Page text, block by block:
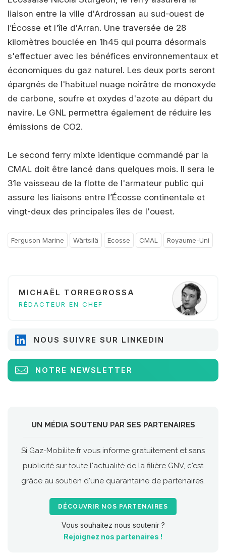
liaison entre la ville d'Ardrossan au sud-ouest de
l’Écosse et l'île d'Arran. Une traversée de 28
kilomètres bouclée en 1h45 qui pourra désormais
s'effectuer avec les bénéfices environnementaux et
économiques du gaz naturel. Les deux ports seront
épargnés de l'habituel nuage noirâtre de monoxyde
de carbone, soufre et oxydes d'azote au départ du
navire. Le GNL permettra également de réduire les
émissions de CO2.
Le second ferry mixte identique commandé par la
CMAL doit être lancé dans quelques mois. Il sera le
31e vaisseau de la flotte de l'armateur public qui
assure les liaisons entre l’Écosse continentale et
vingt-deux des principales îles de l'ouest.
Ferguson Marine Wärtsilä Ecosse CMAL Royaume-Uni
MICHAËL TORREGROSSA
RÉDACTEUR EN CHEF
NOUS SUIVRE SUR LINKEDIN
NOTRE NEWSLETTER
UN MÉDIA SOUTENU PAR SES PARTENAIRES
Si Gaz-Mobilite.fr vous informe gratuitement et sans
publicité sur toute l'actualité de la filière GNV, c'est
grâce au soutien d'une quarantaine de partenaires.
DÉCOUVRIR NOS PARTENAIRES
Vous souhaitez nous soutenir ?
Rejoignez nos partenaires !